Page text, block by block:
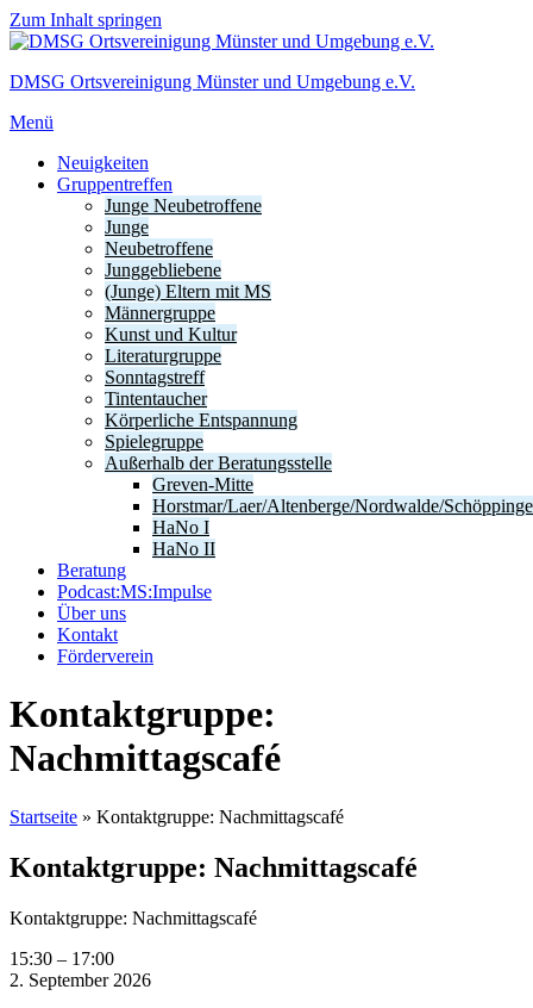
Zum Inhalt springen
DMSG Ortsvereinigung Münster und Umgebung e.V.
Menü
Neuigkeiten
Gruppentreffen
Junge Neubetroffene
Junge
Neubetroffene
Junggebliebene
(Junge) Eltern mit MS
Männergruppe
Kunst und Kultur
Literaturgruppe
Sonntagstreff
Tintentaucher
Körperliche Entspannung
Spielegruppe
Außerhalb der Beratungsstelle
Greven-Mitte
Horstmar/Laer/Altenberge/Nordwalde/
HaNo I
HaNo II
Beratung
Podcast:MS:Impulse
Über uns
Kontakt
Förderverein
Kontaktgruppe:
Nachmittagscafé
Startseite » Kontaktgruppe: Nachmittagscafé
Kontaktgruppe: Nachmittagscafé
Kontaktgruppe: Nachmittagscafé
15:30 – 17:00
2. September 2026